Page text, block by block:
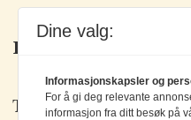
Kontakt oss
Tlf: +47 67 80 42 80
Dine valg:
Informasjonskapsler og
For å gi deg relevante
informasjon fra ditt besøk på